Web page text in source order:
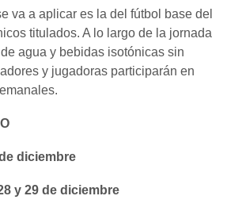
va a aplicar es la del fútbol base del
titulados. A lo largo de la jornada
agua y bebidas isotónicas sin
y jugadoras participarán en
diciembre
y 29 de diciembre